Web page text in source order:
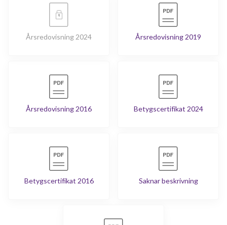
Årsredovisning 2024 Årsredovisning 2019
Årsredovisning 2016 Betygscertifikat 2024
Betygscertifikat 2016 Saknar beskrivning